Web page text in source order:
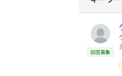
回答募集